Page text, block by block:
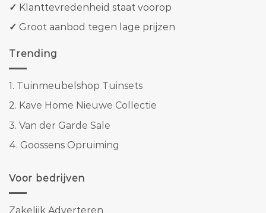
✓ Klanttevredenheid staat voorop
✓ Groot aanbod tegen lage prijzen
Trending
1. Tuinmeubelshop Tuinsets
2. Kave Home Nieuwe Collectie
3. Van der Garde Sale
4. Goossens Opruiming
Voor bedrijven
Zakelijk Adverteren